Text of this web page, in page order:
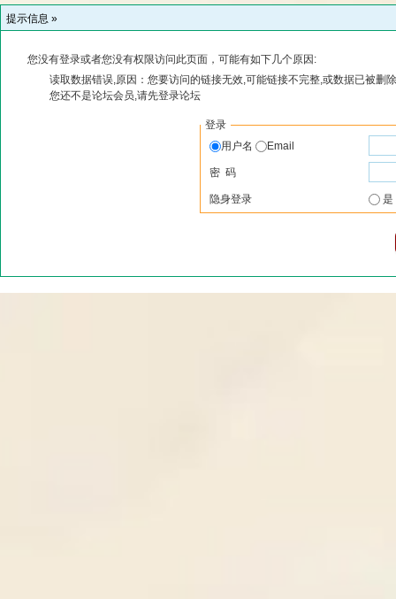
提示信息 »
您没有登录或者您没有权限访问此页面，可能有如下几个原因:
读取数据错误,原因：您要访问的链接无效,可能链接不完整,或数据已被删
您还不是论坛会员,请先登录论坛
登录
用户名
Email
密 码
隐身登录